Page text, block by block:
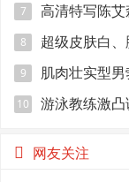
吗
7
高清特写陈
来的
8 超级皮肤白
9 肌肉壮实型
10 游泳教练激
网友关注